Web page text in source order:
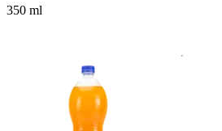
350 ml